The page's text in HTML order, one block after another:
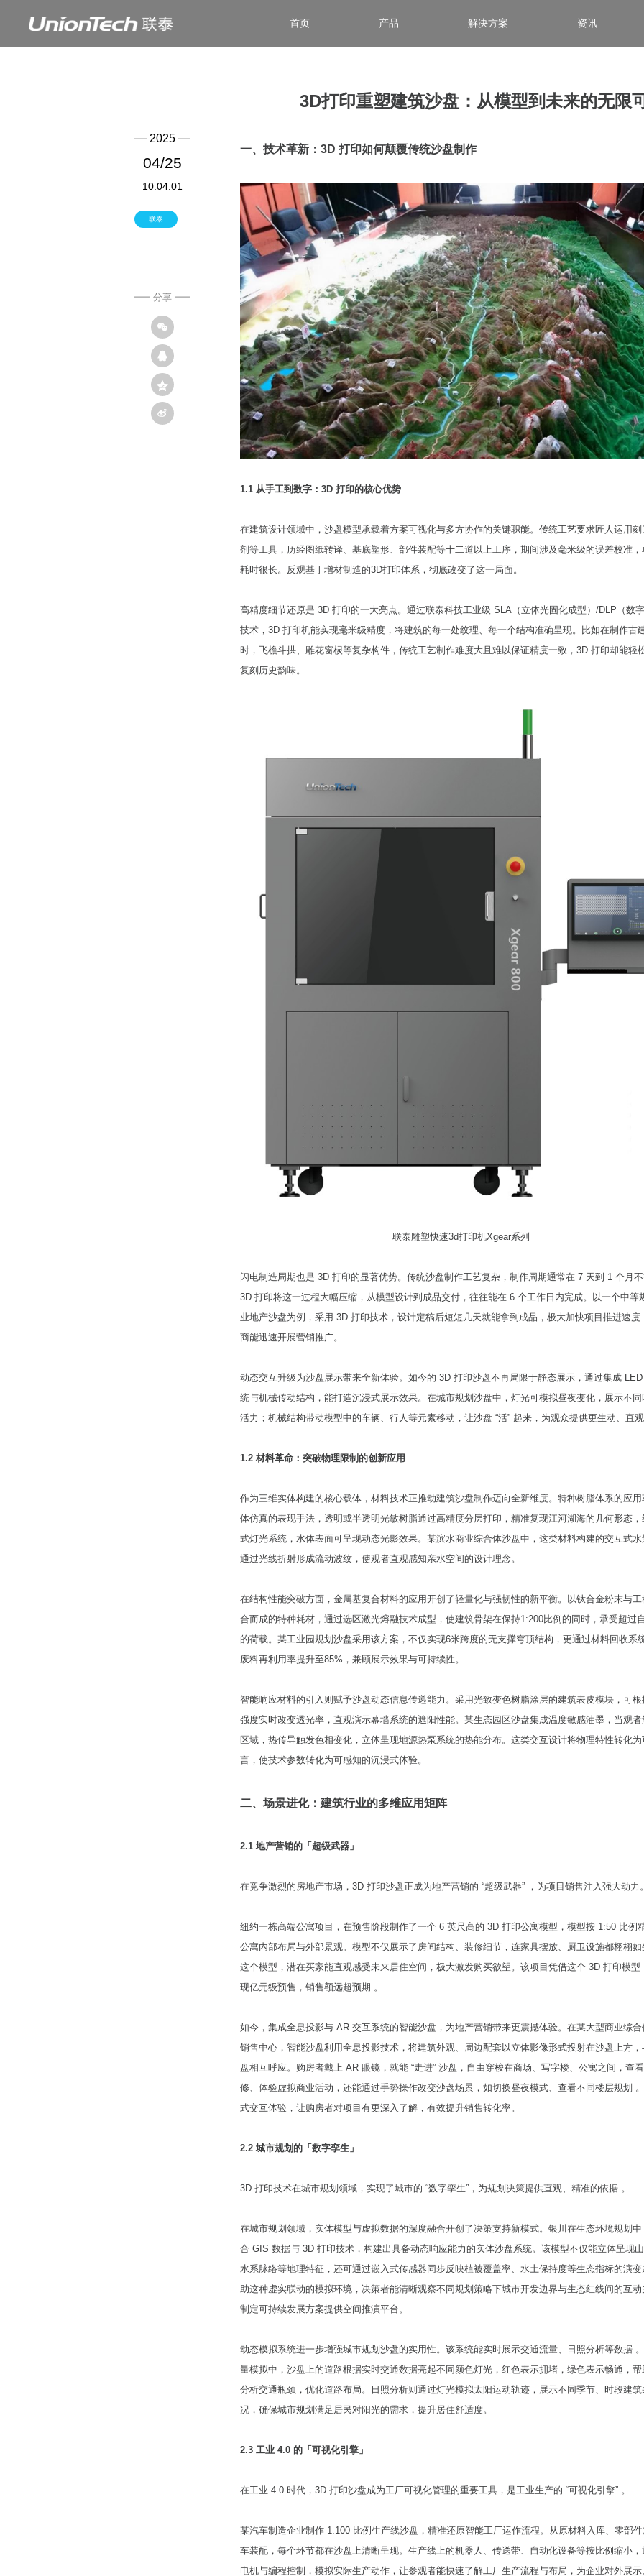
首页 产品 解决方案 资讯
3D打印重塑建筑沙盘：从模型到未来的无限
2025
04/25
10:04:01
联泰
分享
一、技术革新：3D 打印如何颠覆传统沙盘制作
1.1 从手工到数字：3D 打印的核心优势
在建筑设计领域中，沙盘模型承载着方案可视化与多方协作的关键职能。传统工艺要求匠人运用
剂等工具，历经图纸转译、基底塑形、部件装配等十二道以上工序，期间涉及毫米级的误差校准
耗时很长。反观基于增材制造的3D打印体系，彻底改变了这一局面。
高精度细节还原是 3D 打印的一大亮点。通过联泰科技工业级 SLA（立体光固化成型）/DLP（数
技术，3D 打印机能实现毫米级精度，将建筑的每一处纹理、每一个结构准确呈现。比如在制作古
时，飞檐斗拱、雕花窗棂等复杂构件，传统工艺制作难度大且难以保证精度一致，3D 打印却能轻
复刻历史韵味。
联泰雕塑快速3d打印机Xgear系列
闪电制造周期也是 3D 打印的显著优势。传统沙盘制作工艺复杂，制作周期通常在 7 天到 1 个月
3D 打印将这一过程大幅压缩，从模型设计到成品交付，往往能在 6 个工作日内完成。以一个中等
业地产沙盘为例，采用 3D 打印技术，设计定稿后短短几天就能拿到成品，极大加快项目推进速度
商能迅速开展营销推广。
动态交互升级为沙盘展示带来全新体验。如今的 3D 打印沙盘不再局限于静态展示，通过集成
统与机械传动结构，能打造沉浸式展示效果。在城市规划沙盘中，灯光可模拟昼夜变化，展示不
活力；机械结构带动模型中的车辆、行人等元素移动，让沙盘 “活” 起来，为观众提供更生动、直
1.2 材料革命：突破物理限制的创新应用
作为三维实体构建的核心载体，材料技术正推动建筑沙盘制作迈向全新维度。特种树脂体系的应
体仿真的表现手法，透明或半透明光敏树脂通过高精度分层打印，精准复现江河湖海的几何形态
式灯光系统，水体表面可呈现动态光影效果。某滨水商业综合体沙盘中，这类材料构建的交互式
通过光线折射形成流动波纹，使观者直观感知亲水空间的设计理念。
在结构性能突破方面，金属基复合材料的应用开创了轻量化与强韧性的新平衡。以钛合金粉末与
合而成的特种耗材，通过选区激光熔融技术成型，使建筑骨架在保持1:200比例的同时，承受超过
的荷载。某工业园规划沙盘采用该方案，不仅实现6米跨度的无支撑穹顶结构，更通过材料回收系
废料再利用率提升至85%，兼顾展示效果与可持续性。
智能响应材料的引入则赋予沙盘动态信息传递能力。采用光致变色树脂涂层的建筑表皮模块，可
强度实时改变透光率，直观演示幕墙系统的遮阳性能。某生态园区沙盘集成温度敏感油墨，当观
区域，热传导触发色相变化，立体呈现地源热泵系统的热能分布。这类交互设计将物理特性转化
言，使技术参数转化为可感知的沉浸式体验。
二、场景进化：建筑行业的多维应用矩阵
2.1 地产营销的「超级武器」
在竞争激烈的房地产市场，3D 打印沙盘正成为地产营销的 “超级武器” ，为项目销售注入强大动力
纽约一栋高端公寓项目，在预售阶段制作了一个 6 英尺高的 3D 打印公寓模型，模型按 1:50 比例
公寓内部布局与外部景观。模型不仅展示了房间结构、装修细节，连家具摆放、厨卫设施都栩栩
这个模型，潜在买家能直观感受未来居住空间，极大激发购买欲望。该项目凭借这个 3D 打印模型
现亿元级预售，销售额远超预期 。
如今，集成全息投影与 AR 交互系统的智能沙盘，为地产营销带来更震撼体验。在某大型商业综合
销售中心，智能沙盘利用全息投影技术，将建筑外观、周边配套以立体影像形式投射在沙盘上方
盘相互呼应。购房者戴上 AR 眼镜，就能 “走进” 沙盘，自由穿梭在商场、写字楼、公寓之间，查
修、体验虚拟商业活动，还能通过手势操作改变沙盘场景，如切换昼夜模式、查看不同楼层规划
式交互体验，让购房者对项目有更深入了解，有效提升销售转化率。
2.2 城市规划的「数字孪生」
3D 打印技术在城市规划领域，实现了城市的 “数字孪生”，为规划决策提供直观、精准的依据 。
在城市规划领域，实体模型与虚拟数据的深度融合开创了决策支持新模式。银川在生态环境规划
合 GIS 数据与 3D 打印技术，构建出具备动态响应能力的实体沙盘系统。该模型不仅能立体呈现
水系脉络等地理特征，还可通过嵌入式传感器同步反映植被覆盖率、水土保持度等生态指标的演
助这种虚实联动的模拟环境，决策者能清晰观察不同规划策略下城市开发边界与生态红线间的互
制定可持续发展方案提供空间推演平台。
动态模拟系统进一步增强城市规划沙盘的实用性。该系统能实时展示交通流量、日照分析等数据
量模拟中，沙盘上的道路根据实时交通数据亮起不同颜色灯光，红色表示拥堵，绿色表示畅通，
分析交通瓶颈，优化道路布局。日照分析则通过灯光模拟太阳运动轨迹，展示不同季节、时段建筑
况，确保城市规划满足居民对阳光的需求，提升居住舒适度。
2.3 工业 4.0 的「可视化引擎」
在工业 4.0 时代，3D 打印沙盘成为工厂可视化管理的重要工具，是工业生产的 “可视化引擎” 。
某汽车制造企业制作 1:100 比例生产线沙盘，精准还原智能工厂运作流程。从原材料入库、零部
车装配，每个环节都在沙盘上清晰呈现。生产线上的机器人、传送带、自动化设备等按比例缩小
电机与编程控制，模拟实际生产动作，让参观者能快速了解工厂生产流程与布局，为企业对外展